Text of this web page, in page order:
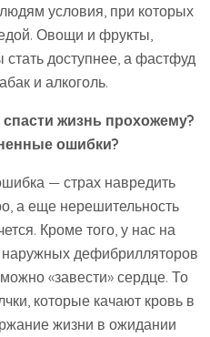
условия, при которых
Овощи и фрукты,
доступнее, а фастфуд
и алкоголь.
жизнь прохожему?
ошибки?
— страх навредить
а еще нерешительность
Кроме того, у нас на
наружных дефибрилляторов
«завести» сердце. То
которые качают кровь в
жизни в ожидании